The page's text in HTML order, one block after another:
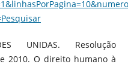
UNIDAS. Resolução
2010. O direito humano à